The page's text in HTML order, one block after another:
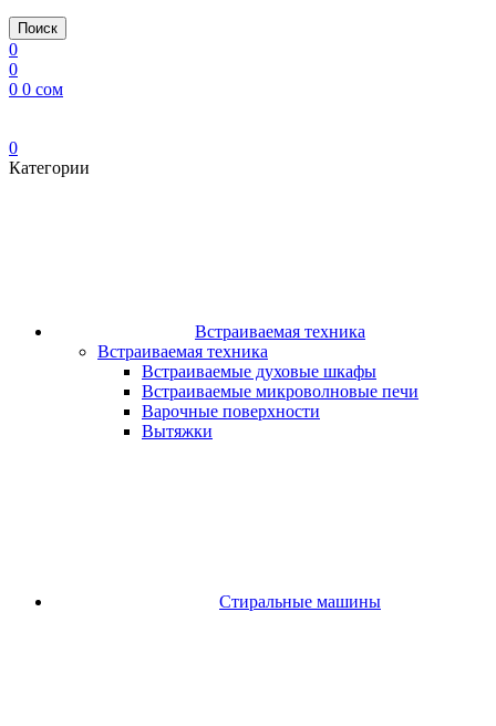
Поиск
0
0
0 0 сом
0
Категории
Встраиваемая техника
Встраиваемая техника
Встраиваемые духовые шкафы​
Встраиваемые микроволновые печи​
Варочные поверхности​
Вытяжки
Стиральные машины